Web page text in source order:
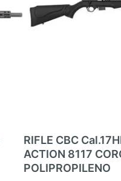
RIFLE CBC
ACTION 8117
POLIPROPILENO